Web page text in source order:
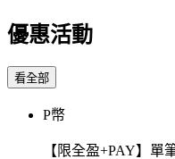
優惠活動
看全部
P幣
【限全盈+PAY】單